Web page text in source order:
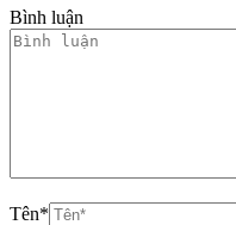
Bình luận
Tên*